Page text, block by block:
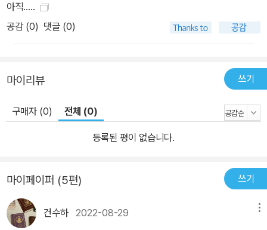
아직.....
공감 (0) 댓글 (0)
마이리뷰 쓰기
구매자 (0) 전체 (0)
등록된 평이 없습니다.
마이페이퍼 (5편) 쓰기
건수하 2022-08-29